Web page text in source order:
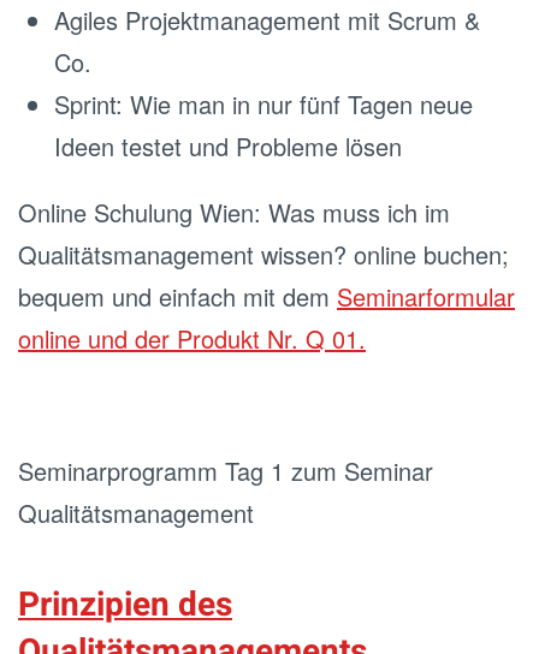
Agiles Projektmanagement mit Scrum &
Co.
Sprint: Wie man in nur fünf Tagen neue
Ideen testet und Probleme lösen
Online Schulung Wien: Was muss ich im
Qualitätsmanagement wissen? online buchen;
bequem und einfach mit dem Seminarformular
online und der Produkt Nr. Q 01.
Seminarprogramm Tag 1 zum Seminar
Qualitätsmanagement
Prinzipien des